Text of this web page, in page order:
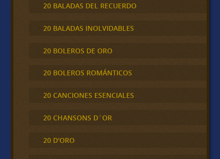
20 BALADAS DEL RECUERDO
20 BALADAS INOLVIDABLES
20 BOLEROS DE ORO
20 BOLEROS ROMÁNTICOS
20 CANCIONES ESENCIALES
20 CHANSONS D´OR
20 D'ORO